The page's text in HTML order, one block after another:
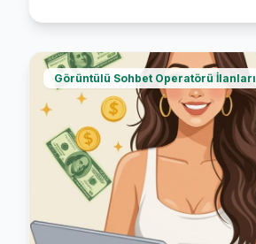
Görüntülü Sohbet Operatörü İlanları